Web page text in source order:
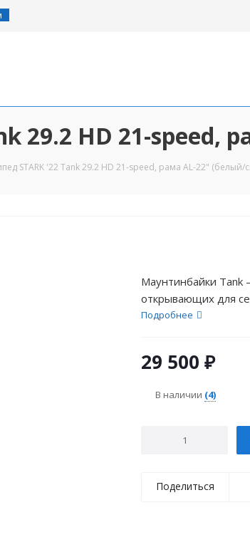
29.2 НD 21-
STARK '22 Tank 29.2 НD 21-speed, рама AL-22" (белый/
Маунтинбайки
открывающих для
Подробнее
29 500 ₽
В наличии (4)
Поделиться